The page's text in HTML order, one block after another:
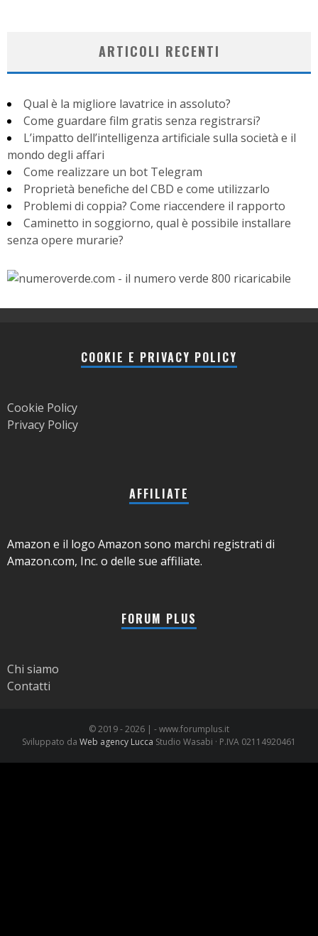
ARTICOLI RECENTI
Qual è la migliore lavatrice in assoluto?
Come guardare film gratis senza registrarsi?
L’impatto dell’intelligenza artificiale sulla società e il
mondo degli affari
Come realizzare un bot Telegram
Proprietà benefiche del CBD e come utilizzarlo
Problemi di coppia? Come riaccendere il rapporto
Caminetto in soggiorno, qual è possibile installare
senza opere murarie?
COOKIE E PRIVACY POLICY
Cookie Policy
Privacy Policy
AFFILIATE
Amazon e il logo Amazon sono marchi registrati di
Amazon.com, Inc. o delle sue affiliate.
FORUM PLUS
Chi siamo
Contatti
© 2019 -2026 | - www.forumplus.it
Sviluppato da Web agency Lucca Studio Wasabi · P.IVA 02114920461